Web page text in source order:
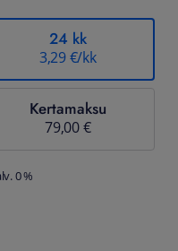
24 kk
3,29 €/kk
Kertamaksu
79,00 €
0 %